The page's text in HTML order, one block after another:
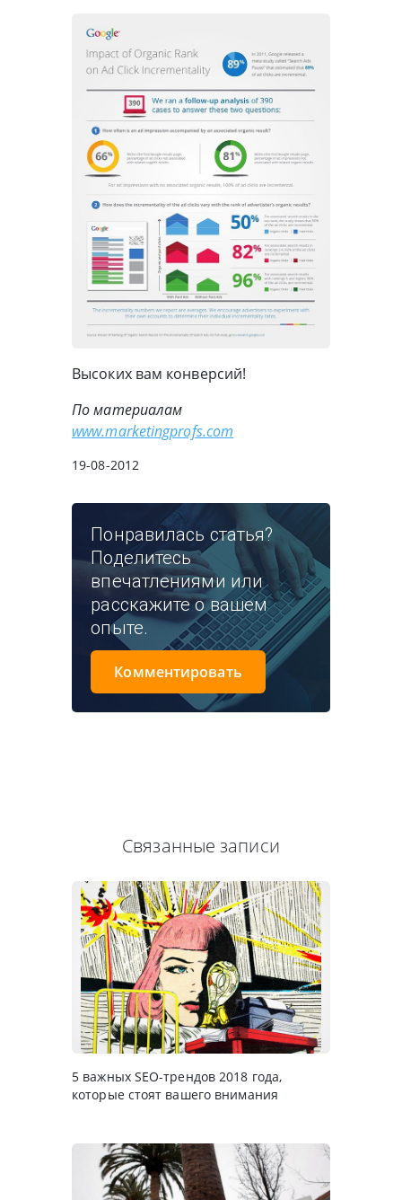
Высоких вам конверсий!
По материалам
www.marketingprofs.com
19-08-2012
Понравилась статья?
Поделитесь
впечатлениями или
расскажите о вашем
опыте.
Комментировать
Связанные записи
5 важных SEO-трендов 2018 года,
которые стоят вашего внимания